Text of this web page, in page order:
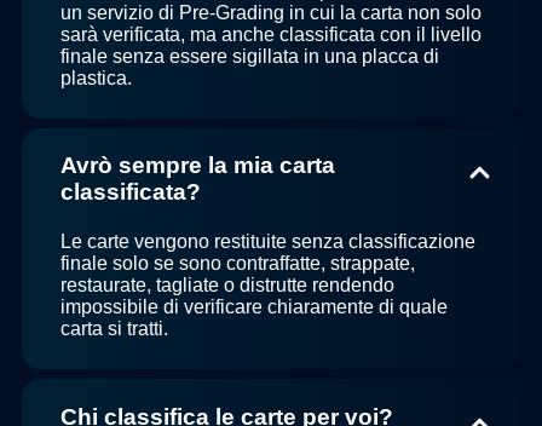
un servizio di Pre-Grading in cui la carta non solo
sarà verificata, ma anche classificata con il livello
finale senza essere sigillata in una placca di
plastica.
Avrò sempre la mia carta
classificata?
Le carte vengono restituite senza classificazione
finale solo se sono contraffatte, strappate,
restaurate, tagliate o distrutte rendendo
impossibile di verificare chiaramente di quale
carta si tratti.
Chi classifica le carte per voi?